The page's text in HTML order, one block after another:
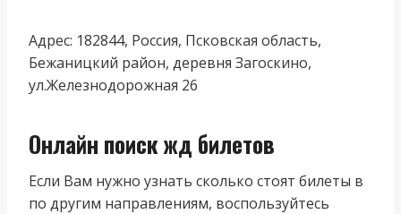
Адрес: 182844, Россия, Псковская область,
Бежаницкий район, деревня Загоскино,
ул.Железнодорожная 26
Онлайн поиск жд билетов
Если Вам нужно узнать сколько стоят билеты в
по другим направлениям, воспользуйтесь